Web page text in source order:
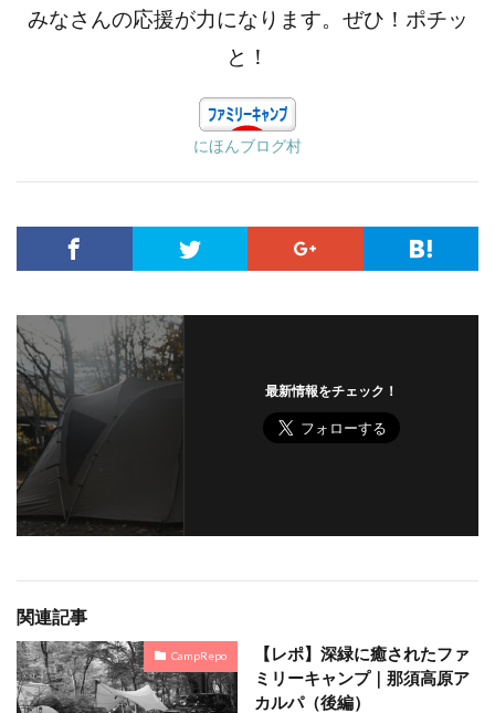
みなさんの応援が力になります。ぜひ！ポチッ
と！
にほんブログ村
最新情報をチェック！
関連記事
CampRepo
【レポ】深緑に癒されたファ
ミリーキャンプ｜那須高原ア
カルパ（後編）